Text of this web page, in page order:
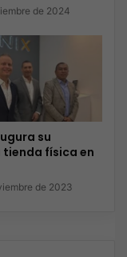
de 2024
su
tienda física en
de 2023